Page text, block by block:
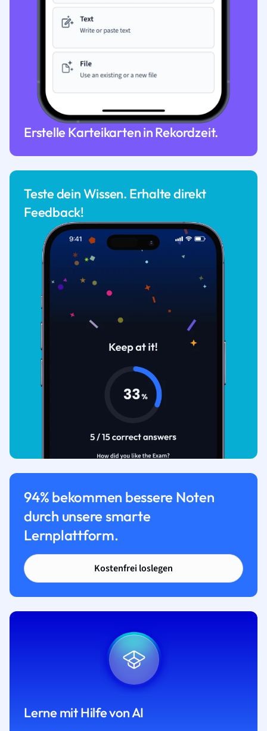
Erstelle Karteikarten in Rekordzeit.
Teste dein Wissen. Erhalte direkt
Feedback!
94% bekommen bessere Noten
durch unsere smarte
Lernplattform.
Kostenfrei loslegen
Lerne mit Hilfe von AI